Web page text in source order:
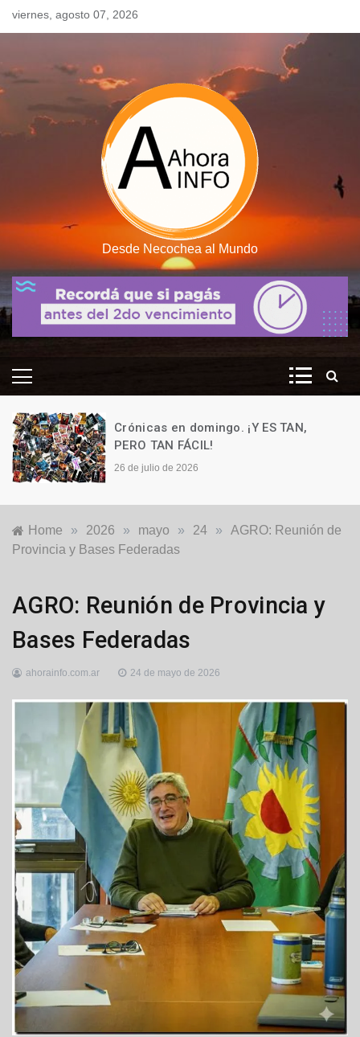
Skipviernes, agosto 07, 2026
Desde Necochea al Mundo
Crónicas en domingo. ¡Y ES TAN,
PERO TAN FÁCIL!
26 de julio de 2026
Home » 2026 » mayo » 24 »
AGRO: Reunión de
Provincia y Bases Federadas
Agro ,
Destacadas
AGRO: Reunión de Provincia y
Bases Federadas
ahorainfo.com.ar 24 de mayo de 2026